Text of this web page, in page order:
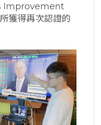
Improvement
獲得再次認證的